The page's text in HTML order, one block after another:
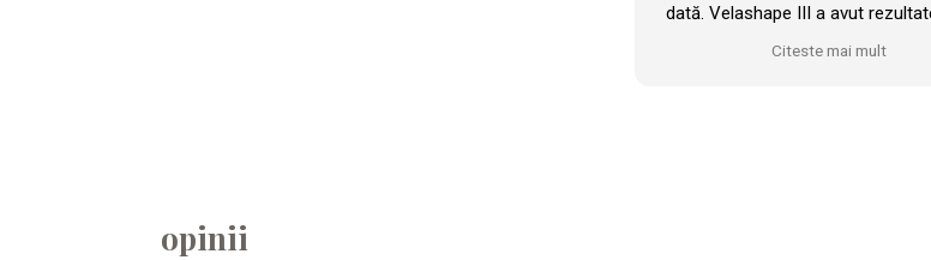
dată. Velashape III a avut
mulțumită.
Citeste mai mult
opinii